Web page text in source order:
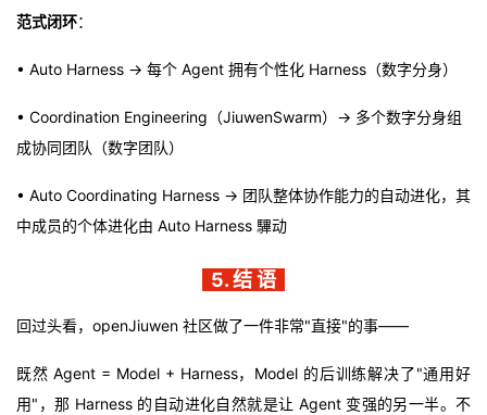
范式闭环：
• Auto Harness → 每个 Agent 拥有个性化 Harness（数字分身）
• Coordination Engineering（JiuwenSwarm）→ 多个数字分身组
成协同团队（数字团队）
• Auto Coordinating Harness → 团队整体协作能力的自动进化，其
中成员的个体进化由 Auto Harness 驆动
5. 结 语
回过头看，openJiuwen 社区做了一件非常"直接"的事——
既然 Agent = Model + Harness，Model 的后训练解决了"通用好
用"，那 Harness 的自动进化自然就是让 Agent 变强的另一半。不